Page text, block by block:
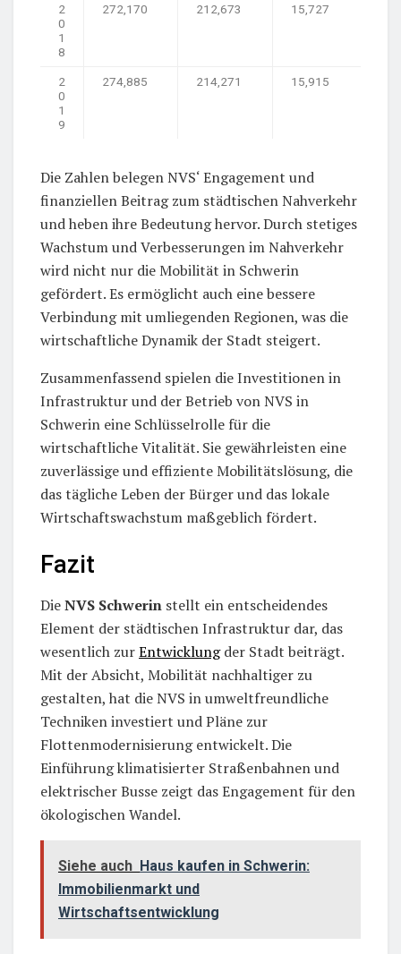
2
0
1
8
272,170 212,673 15,727
2
0
1
9
274,885 214,271 15,915
Die Zahlen belegen NVS‘ Engagement und
finanziellen Beitrag zum städtischen Nahverkehr
und heben ihre Bedeutung hervor. Durch stetiges
Wachstum und Verbesserungen im Nahverkehr
wird nicht nur die Mobilität in Schwerin
gefördert. Es ermöglicht auch eine bessere
Verbindung mit umliegenden Regionen, was die
wirtschaftliche Dynamik der Stadt steigert.
Zusammenfassend spielen die Investitionen in
Infrastruktur und der Betrieb von NVS in
Schwerin eine Schlüsselrolle für die
wirtschaftliche Vitalität. Sie gewährleisten eine
zuverlässige und effiziente Mobilitätslösung, die
das tägliche Leben der Bürger und das lokale
Wirtschaftswachstum maßgeblich fördert.
Fazit
DieNVS Schwerin stellt ein entscheidendes
Element der städtischen Infrastruktur dar, das
wesentlich zurEntwicklungder Stadt beiträgt.
Mit der Absicht, Mobilität nachhaltiger zu
gestalten, hat die NVS in umweltfreundliche
Techniken investiert und Pläne zur
Flottenmodernisierung entwickelt. Die
Einführung klimatisierter Straßenbahnen und
elektrischer Busse zeigt das Engagement für den
ökologischen Wandel.
Siehe auch Haus kaufen in Schwerin:
Immobilienmarkt und
Wirtschaftsentwicklung